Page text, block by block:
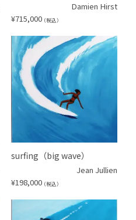
Damien Hirst
¥715,000 （税込）
surfing（big wave）
Jean Jullien
¥198,000 （税込）